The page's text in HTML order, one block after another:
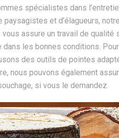
spécialistes dans
paysagistes et d’élagueurs,
assure un travail de qualité
dans les bonnes conditions.
des outils de pointes
nous pouvons également
si vous le demandez.